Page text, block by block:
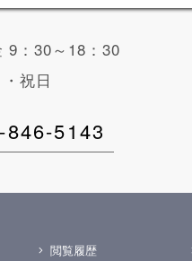
9：30～18：30
祝日
846-5143
閲覧履歴